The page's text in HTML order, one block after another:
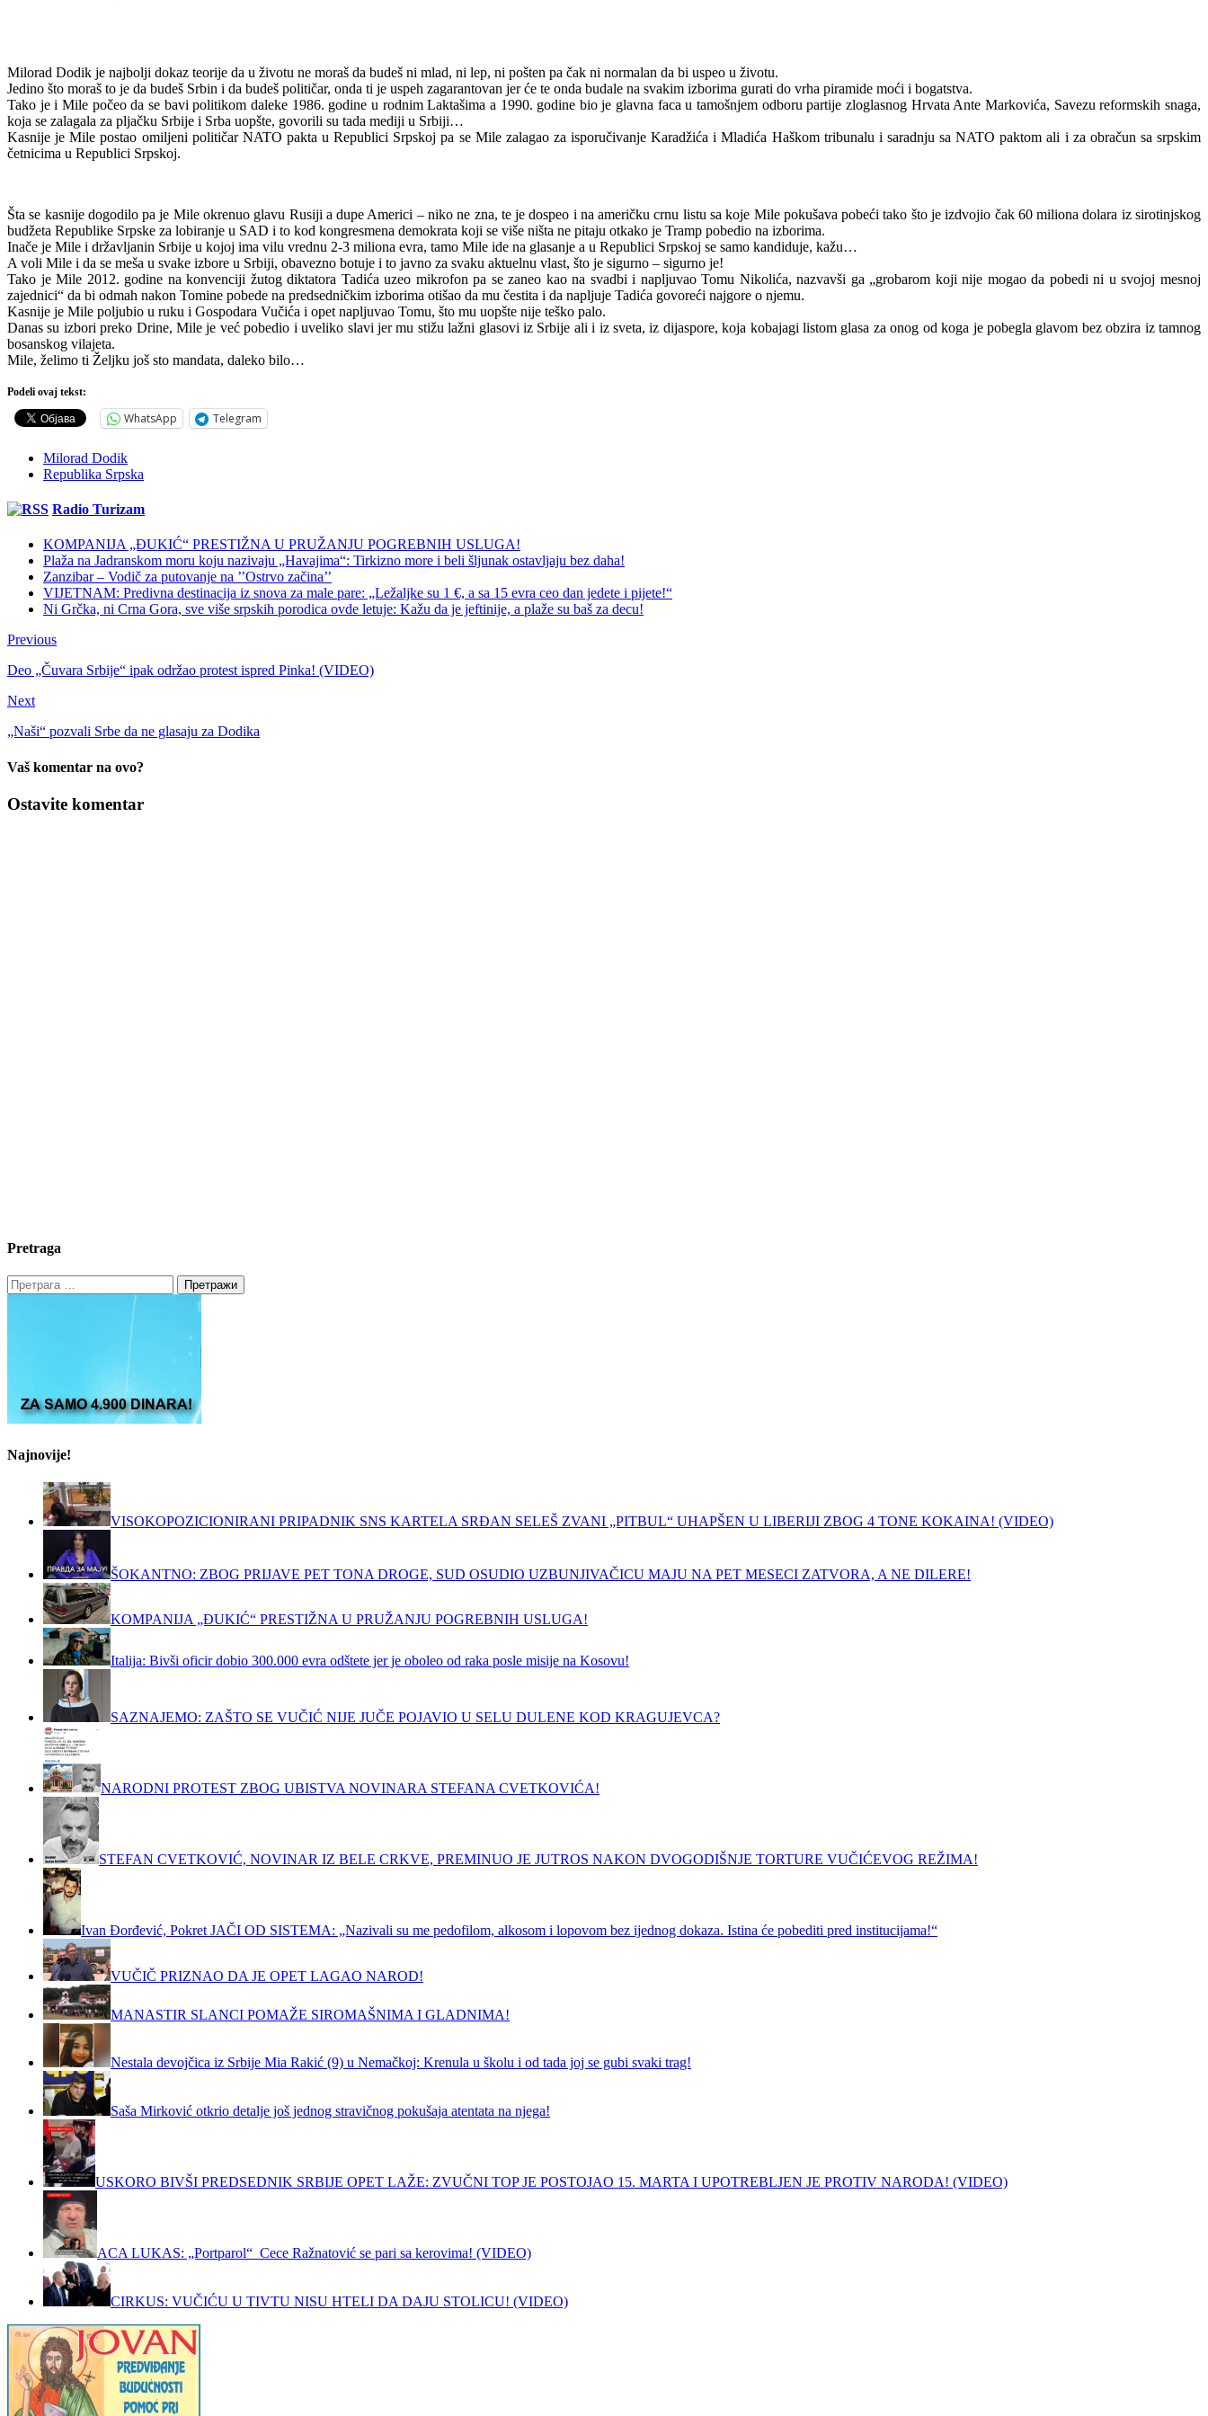
Milorad Dodik je najbolji dokaz teorije da u životu ne moraš da budeš ni mlad, ni lep, ni pošten pa čak ni normalan da bi uspeo u životu.
Jedino što moraš to je da budeš Srbin i da budeš političar, onda ti je uspeh zagarantovan jer će te onda budale na svakim izborima gurati do vrha piramide moći i bogatstva.
Tako je i Mile počeo da se bavi politikom daleke 1986. godine u rodnim Laktašima a 1990. godine bio je glavna faca u tamošnjem odboru partije zloglasnog Hrvata Ante Markovića, Savezu reformskih snaga,
koja se zalagala za pljačku Srbije i Srba uopšte, govorili su tada mediji u Srbiji…
Kasnije je Mile postao omiljeni političar NATO pakta u Republici Srpskoj pa se Mile zalagao za isporučivanje Karadžića i Mladića Haškom tribunalu i saradnju sa NATO paktom ali i za obračun sa srpskim
četnicima u Republici Srpskoj.
Šta se kasnije dogodilo pa je Mile okrenuo glavu Rusiji a dupe Americi – niko ne zna, te je dospeo i na američku crnu listu sa koje Mile pokušava pobeći tako što je izdvojio čak 60 miliona dolara iz sirotinjskog
budžeta Republike Srpske za lobiranje u SAD i to kod kongresmena demokrata koji se više ništa ne pitaju otkako je Tramp pobedio na izborima.
Inače je Mile i državljanin Srbije u kojoj ima vilu vrednu 2-3 miliona evra, tamo Mile ide na glasanje a u Republici Srpskoj se samo kandiduje, kažu…
A voli Mile i da se meša u svake izbore u Srbiji, obavezno botuje i to javno za svaku aktuelnu vlast, što je sigurno – sigurno je!
Tako je Mile 2012. godine na konvenciji žutog diktatora Tadića uzeo mikrofon pa se zaneo kao na svadbi i napljuvao Tomu Nikolića, nazvavši ga „grobarom koji nije mogao da pobedi ni u svojoj mesnoj
zajednici“ da bi odmah nakon Tomine pobede na predsedničkim izborima otišao da mu čestita i da napljuje Tadića govoreći najgore o njemu.
Kasnije je Mile poljubio u ruku i Gospodara Vučića i opet napljuvao Tomu, što mu uopšte nije teško palo.
Danas su izbori preko Drine, Mile je već pobedio i uveliko slavi jer mu stižu lažni glasovi iz Srbije ali i iz sveta, iz dijaspore, koja kobajagi listom glasa za onog od koga je pobegla glavom bez obzira iz tamnog
bosanskog vilajeta.
Mile, želimo ti Željku još sto mandata, daleko bilo…
Podeli ovaj tekst:
WhatsApp Telegram
Milorad Dodik
Republika Srpska
Radio Turizam
KOMPANIJA „ĐUKIĆ“ PRESTIŽNA U PRUŽANJU POGREBNIH USLUGA!
Plaža na Jadranskom moru koju nazivaju „Havajima“: Tirkizno more i beli šljunak ostavljaju bez daha!
Zanzibar – Vodič za putovanje na ’’Ostrvo začina’’
VIJETNAM: Predivna destinacija iz snova za male pare: „Ležaljke su 1 €, a sa 15 evra ceo dan jedete i pijete!“
Ni Grčka, ni Crna Gora, sve više srpskih porodica ovde letuje: Kažu da je jeftinije, a plaže su baš za decu!
Previous
Deo „Čuvara Srbije“ ipak održao protest ispred Pinka! (VIDEO)
Next
„Naši“ pozvali Srbe da ne glasaju za Dodika
Vaš komentar na ovo?
Ostavite komentar
Pretraga
Претрага
за:
Najnovije!
VISOKOPOZICIONIRANI PRIPADNIK SNS KARTELA SRĐAN SELEŠ ZVANI „PITBUL“ UHAPŠEN U LIBERIJI ZBOG 4 TONE KOKAINA! (VIDEO)
ŠOKANTNO: ZBOG PRIJAVE PET TONA DROGE, SUD OSUDIO UZBUNJIVAČICU MAJU NA PET MESECI ZATVORA, A NE DILERE!
KOMPANIJA „ĐUKIĆ“ PRESTIŽNA U PRUŽANJU POGREBNIH USLUGA!
Italija: Bivši oficir dobio 300.000 evra odštete jer je oboleo od raka posle misije na Kosovu!
SAZNAJEMO: ZAŠTO SE VUČIĆ NIJE JUČE POJAVIO U SELU DULENE KOD KRAGUJEVCA?
NARODNI PROTEST ZBOG UBISTVA NOVINARA STEFANA CVETKOVIĆA!
STEFAN CVETKOVIĆ, NOVINAR IZ BELE CRKVE, PREMINUO JE JUTROS NAKON DVOGODIŠNJE TORTURE VUČIĆEVOG REŽIMA!
Ivan Đorđević, Pokret JAČI OD SISTEMA: „Nazivali su me pedofilom, alkosom i lopovom bez ijednog dokaza. Istina će pobediti pred institucijama!“
VUČIČ PRIZNAO DA JE OPET LAGAO NAROD!
MANASTIR SLANCI POMAŽE SIROMAŠNIMA I GLADNIMA!
Nestala devojčica iz Srbije Mia Rakić (9) u Nemačkoj: Krenula u školu i od tada joj se gubi svaki trag!
Saša Mirković otkrio detalje još jednog stravičnog pokušaja atentata na njega!
USKORO BIVŠI PREDSEDNIK SRBIJE OPET LAŽE: ZVUČNI TOP JE POSTOJAO 15. MARTA I UPOTREBLJEN JE PROTIV NARODA! (VIDEO)
ACA LUKAS: „Portparol“ Cece Ražnatović se pari sa kerovima! (VIDEO)
CIRKUS: VUČIĆU U TIVTU NISU HTELI DA DAJU STOLICU! (VIDEO)